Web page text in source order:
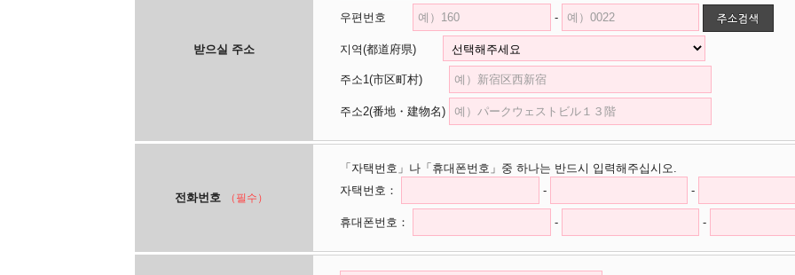
받으실 주소
우편번호 -
지역(都道府県)
주소1(市区町村)
주소2(番地・建物名)
전화번호 （필수）
「자택번호」나「휴대폰번호」중 하나는 반드시 입력해주십시오.
자택번호：
- -
휴대폰번호： - -